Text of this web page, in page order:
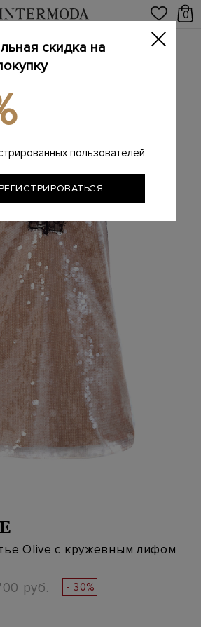
0
/ Женская одежда
с кружевным лифом и пайетками
Olive с кружевным лифом
руб. - 30%
скидка на
пользователей